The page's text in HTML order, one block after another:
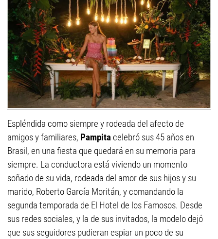
Espléndida como siempre y rodeada del afecto de
amigos y familiares, Pampita celebró sus 45 años en
Brasil, en una fiesta que quedará en su memoria para
siempre. La conductora está viviendo un momento
soñado de su vida, rodeada del amor de sus hijos y su
marido, Roberto García Moritán, y comandando la
segunda temporada de El Hotel de los Famosos. Desde
sus redes sociales, y la de sus invitados, la modelo dejó
que sus seguidores pudieran espiar un poco de su